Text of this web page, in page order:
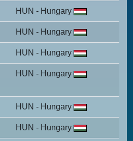
HUN - Hungary
HUN - Hungary
HUN - Hungary
HUN - Hungary
HUN - Hungary
HUN - Hungary